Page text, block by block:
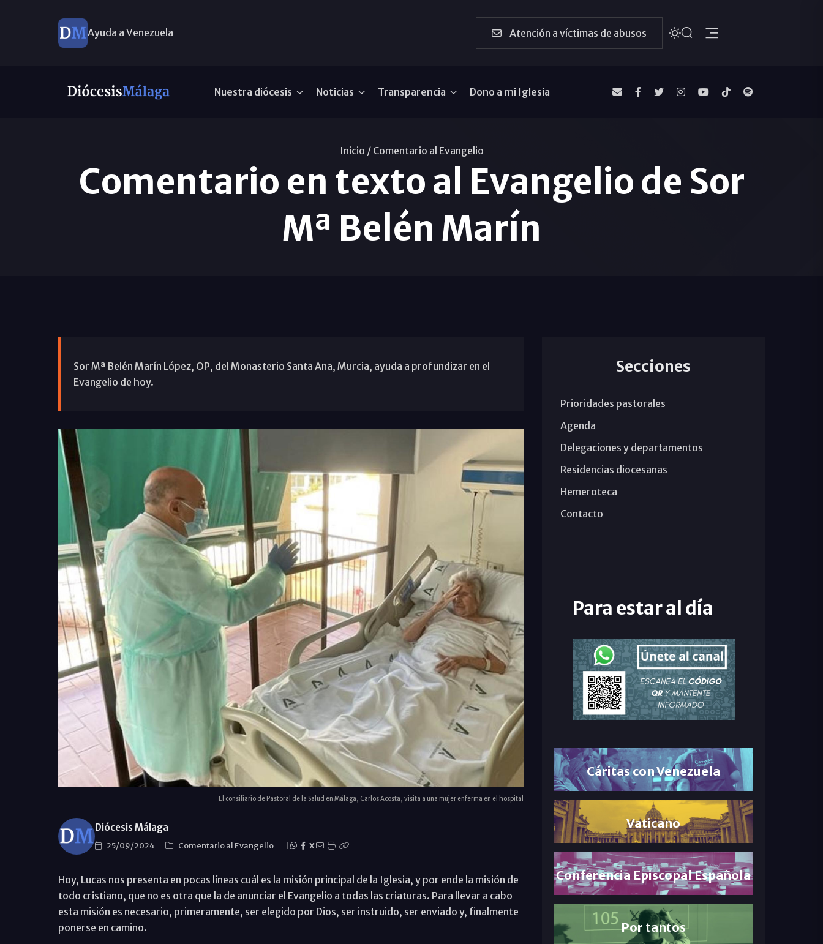
Ayuda a Venezuela Atención a víctimas de abusos
Nuestra diócesis Noticias Transparencia Dono a mi Iglesia
Inicio / Comentario al Evangelio
Comentario en texto al Evangelio de Sor
Mª Belén Marín
Sor Mª Belén Marín López, OP, del Monasterio Santa Ana, Murcia, ayuda a profundizar en el
Evangelio de hoy.
El consiliario de Pastoral de la Salud en Málaga, Carlos Acosta, visita a una mujer enferma en el hospital
Diócesis Málaga
25/09/2024 Comentario al Evangelio X
Hoy, Lucas nos presenta en pocas líneas cuál es la misión principal de la Iglesia, y por ende la misión de
todo cristiano, que no es otra que la de anunciar el Evangelio a todas las criaturas. Para llevar a cabo
esta misión es necesario, primeramente, ser elegido por Dios, ser instruido, ser enviado y, finalmente
ponerse en camino.
Secciones
Prioridades pastorales
Agenda
Delegaciones y departamentos
Residencias diocesanas
Hemeroteca
Contacto
Para estar al día
Cáritas con Venezuela
Vaticano
Conferencia Episcopal Española
Por tantos